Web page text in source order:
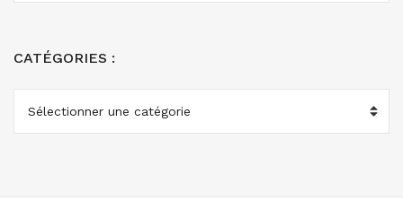
CATÉGORIES :